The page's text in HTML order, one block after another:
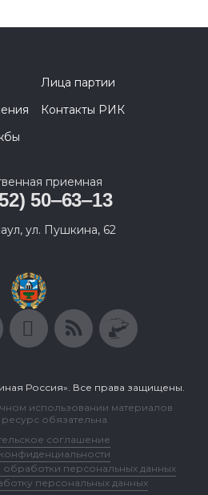
Лица партии
Контакты РИК
приемная
50‒63‒13
ул. Пушкина, 62
Россия». Все права защищены.
использовании материалов
обязательна.
соглашение
персональных данных
персональных данных